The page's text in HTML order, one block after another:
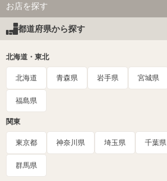
お店を探す
都道府県から探す
北海道・東北
北海道 青森県 岩手県 宮城県
福島県
関東
東京都 神奈川県 埼玉県 千葉県
群馬県